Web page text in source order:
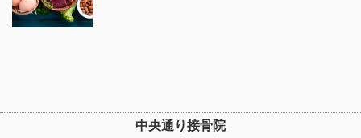
中央通り接骨院